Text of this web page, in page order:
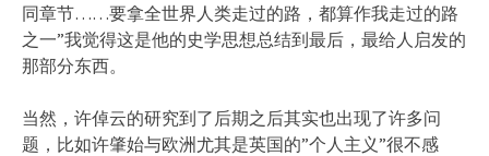
同章节……要拿全世界人类走过的路，都算作我走过的路
之一”我觉得这是他的史学思想总结到最后，最给人启发的
那部分东西。
当然，许倬云的研究到了后期之后其实也出现了许多问
题，比如许肇始与欧洲尤其是英国的”个人主义”很不感